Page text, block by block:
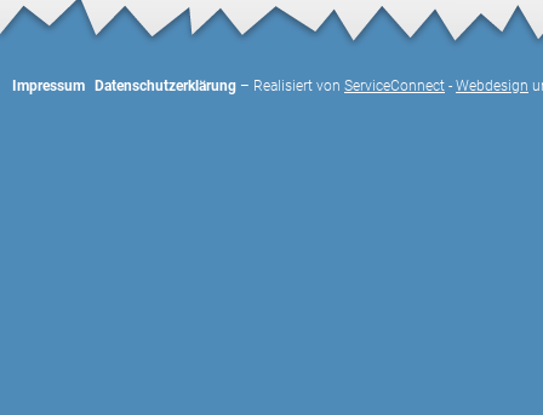
Impressum Datenschutzerklärung – Realisiert von ServiceConnect - Webdesign